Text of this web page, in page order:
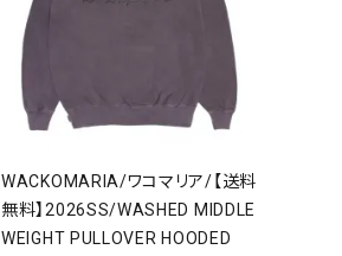
WACKOMARIA/ワコマリア/【送料
無料】2026SS/WASHED MIDDLE
WEIGHT PULLOVER HOODED